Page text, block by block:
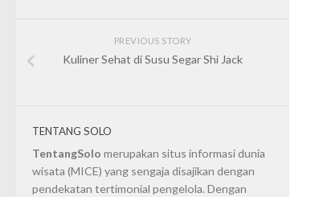
PREVIOUS STORY
Kuliner Sehat di Susu Segar Shi Jack
TENTANG SOLO
TentangSolo merupakan situs informasi dunia
wisata (MICE) yang sengaja disajikan dengan
pendekatan tertimonial pengelola. Dengan